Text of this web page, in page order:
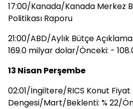
17:00/Kanada/Kanada Merkez
Politikası Raporu
21:00/ABD/Aylık Bütçe
169.0 milyar dolar/Önceki: -
13 Nisan Perşembe
02:01/İngiltere/RICS Konut Fiyat
Dengesi/Mart/Beklenti: % 22/